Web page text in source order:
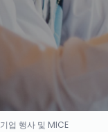
기업 행사 및 MICE